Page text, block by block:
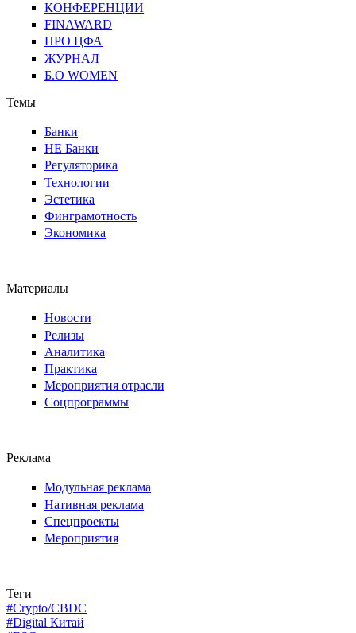
КОНФЕРЕНЦИИ
FINAWARD
ПРО ЦФА
ЖУРНАЛ
Б.О WOMEN
Темы
Банки
НЕ Банки
Регуляторика
Технологии
Эстетика
Финграмотность
Экономика
Материалы
Новости
Релизы
Аналитика
Практика
Мероприятия отрасли
Соцпрограммы
Реклама
Модульная реклама
Нативная реклама
Спецпроекты
Мероприятия
Теги
#Crypto/CBDC
#Digital Китай